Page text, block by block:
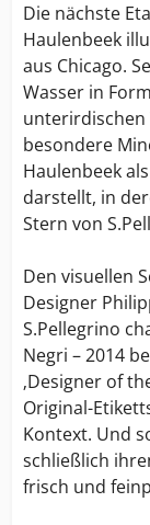
Die nächste
Haulenbeek
aus Chicago.
Wasser in
unterirdischen
besondere
Haulenbeek
darstellt, in
Stern von
Den visuellen
Designer
S.Pellegrino
Negri – 2014
‚Designer of
Original-
Kontext. Und
schließlich
frisch und